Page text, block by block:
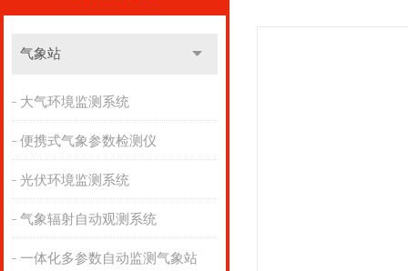
气象站
大气环境监测系统
便携式气象参数检测仪
光伏环境监测系统
气象辐射自动观测系统
一体化多参数自动监测气象站